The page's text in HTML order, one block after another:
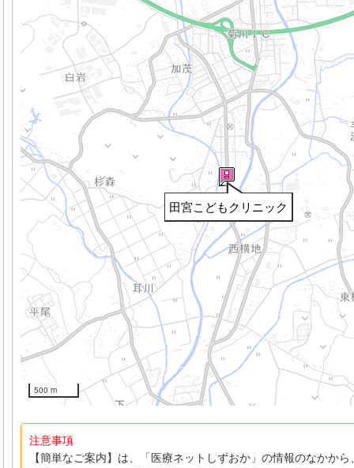
田宮こどもクリニック
500 m
注意事項
【簡単なご案内】は、「医療ネットしずおか」の情報のなかか